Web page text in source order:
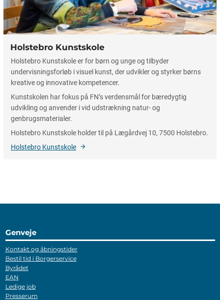
Holstebro Kunstskole
Holstebro Kunstskole er for børn og unge og tilbyder
undervisningsforløb i visuel kunst, der udvikler og styrker børns
kreative og innovative kompetencer.
Kunstskolen har fokus på FN’s verdensmål for bæredygtig
udvikling og anvender i vid udstrækning natur- og
genbrugsmaterialer.
Holstebro Kunstskole holder til på Lægårdvej 10, 7500 Holstebro.
Holstebro Kunstskole
Genveje
Kontakt og åbningstider
Bestil tid i Borgerservice
Byrådet
EAN
Ledige job
Presserum